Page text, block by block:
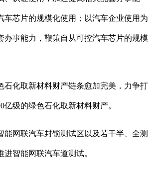
车芯片的规模化使用；以汽车企业使用为
办事能力，鞭策自从可控汽车芯片的规模
化取新材料财产链条愈加完美，力争打
亿级的绿色石化取新材料财产。
网联汽车封锁测试区以及若干半、全测
智能网联汽车道测试。